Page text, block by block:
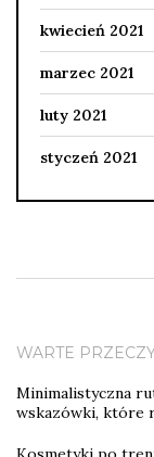
kwiecień 2021
marzec 2021
luty 2021
styczeń 2021
WARTE
Minimalistyczna
wskazówki, które